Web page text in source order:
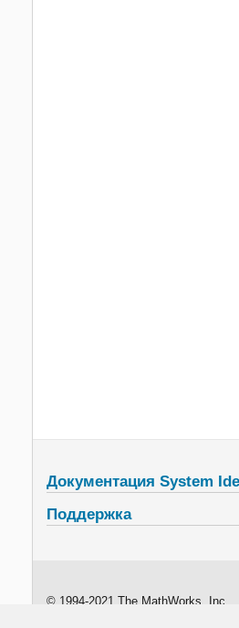
Документация System
Поддержка
© 1994-2021 The MathWorks, Inc.